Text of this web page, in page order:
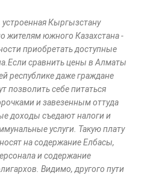
Кыргызстану
жителям южного Казахстана -
приобретать доступные
сравнить цены в Алматы
республике даже граждане
позволить себе питаться
и завезенным оттуда
доходы съедают налоги и
услуги. Такую плату
на содержание Елбасы,
и содержание
Видимо, другого пути